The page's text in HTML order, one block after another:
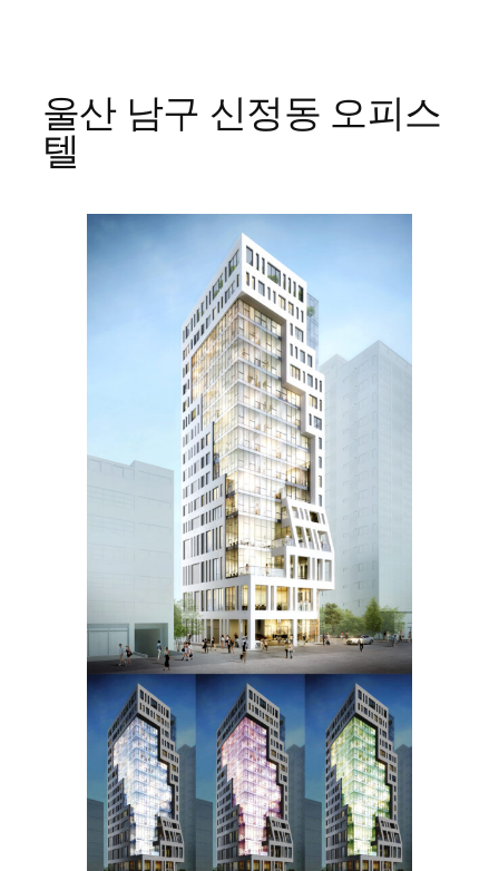
울산 남구 신정동 오피스
텔